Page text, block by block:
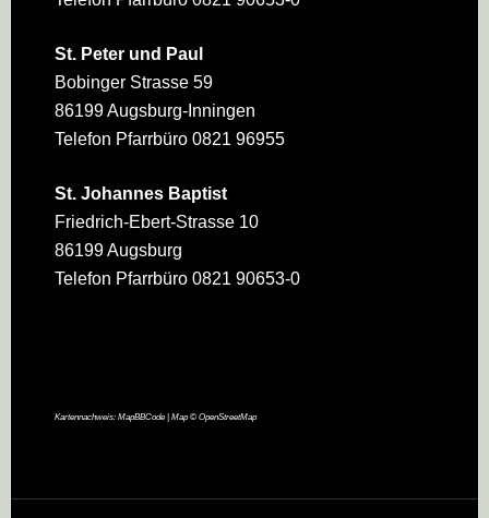
St. Peter und Paul
Bobinger Strasse 59
86199 Augsburg-Inningen
Telefon Pfarrbüro 0821 96955
St. Johannes Baptist
Friedrich-Ebert-Strasse 10
86199 Augsburg
Telefon Pfarrbüro 0821 90653-0
Kartennachweis: MapBBCode| Map © OpenStreetMap